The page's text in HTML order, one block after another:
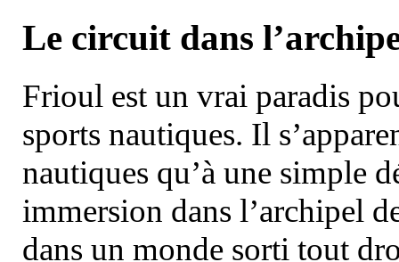
Le circuit dans
Frioul est un vrai paradis
sports nautiques. Il
nautiques qu’à une simple
immersion dans l’archipel
dans un monde sorti tout